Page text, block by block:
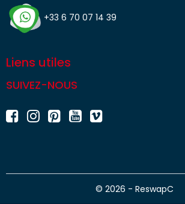
+33 6 70 07 14 39
Liens utiles
SUIVEZ-NOUS
© 2026 - ReswapC